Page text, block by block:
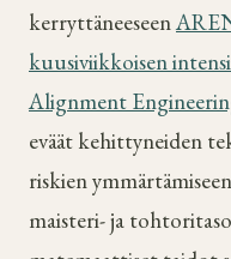
kerryttäneeseen
kuusiviikkoisen
Alignment
eväät kehittyneiden
riskien
maisteri- ja